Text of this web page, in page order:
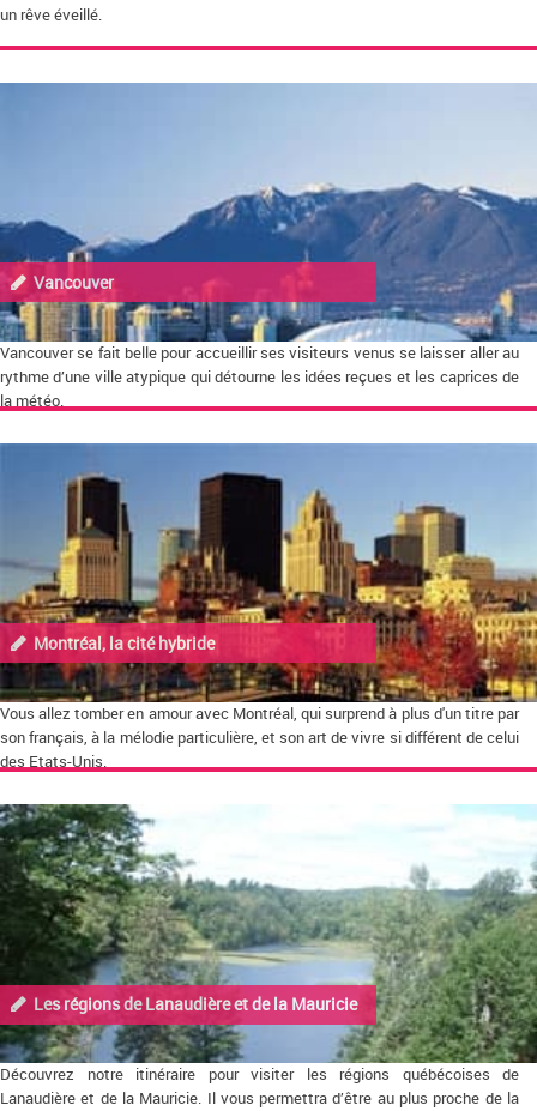
un rêve éveillé.
Vancouver
Vancouver se fait belle pour accueillir ses visiteurs venus se laisser aller au
rythme d’une ville atypique qui détourne les idées reçues et les caprices de
la météo.
Montréal, la cité hybride
Vous allez tomber en amour avec Montréal, qui surprend à plus d'un titre par
son français, à la mélodie particulière, et son art de vivre si différent de celui
des Etats-Unis.
Les régions de Lanaudière et de la Mauricie
Découvrez notre itinéraire pour visiter les régions québécoises de
Lanaudière et de la Mauricie. Il vous permettra d’être au plus proche de la